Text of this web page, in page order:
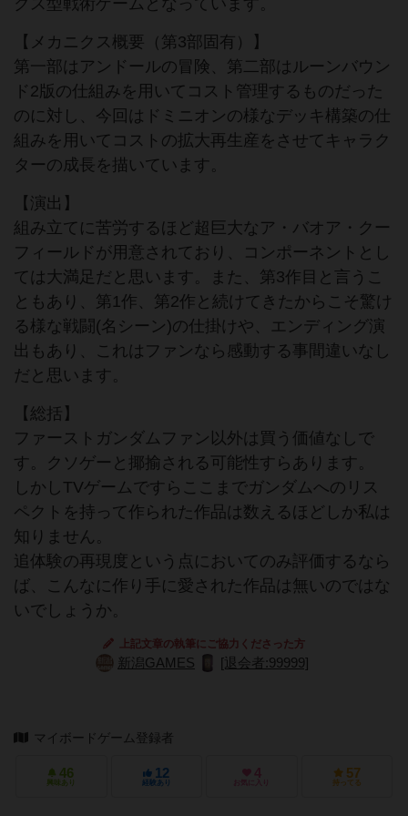
クス型戦術ゲームとなっています。
【メカニクス概要（第3部固有）】
第一部はアンドールの冒険、第二部はルーンバウン
ド2版の仕組みを用いてコスト管理するものだった
のに対し、今回はドミニオンの様なデッキ構築の仕
組みを用いてコストの拡大再生産をさせてキャラク
ターの成長を描いています。
【演出】
組み立てに苦労するほど超巨大なア・バオア・クー
フィールドが用意されており、コンポーネントとし
ては大満足だと思います。また、第3作目と言うこ
ともあり、第1作、第2作と続けてきたからこそ驚け
る様な戦闘(名シーン)の仕掛けや、エンディング演
出もあり、これはファンなら感動する事間違いなし
だと思います。
【総括】
ファーストガンダムファン以外は買う価値なしで
す。クソゲーと揶揄される可能性すらあります。
しかしTVゲームですらここまでガンダムへのリス
ペクトを持って作られた作品は数えるほどしか私は
知りません。
追体験の再現度という点においてのみ評価するなら
ば、こんなに作り手に愛された作品は無いのではな
いでしょうか。
上記文章の執筆にご協力くださった方
新潟GAMES [退会者:99999]
マイボードゲーム登録者
46
興味あり
12
経験あり
4
お気に入り
57
持ってる